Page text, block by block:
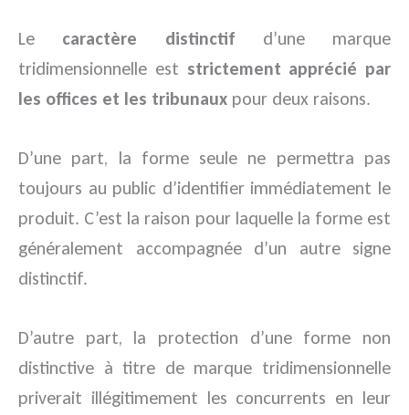
Le caractère distinctif d’une marque
tridimensionnelle est strictement apprécié par
les offices et les tribunaux pour deux raisons.
D’une part, la forme seule ne permettra pas
toujours au public d’identifier immédiatement le
produit. C’est la raison pour laquelle la forme est
généralement accompagnée d’un autre signe
distinctif.
D’autre part, la protection d’une forme non
distinctive à titre de marque tridimensionnelle
priverait illégitimement les concurrents en leur